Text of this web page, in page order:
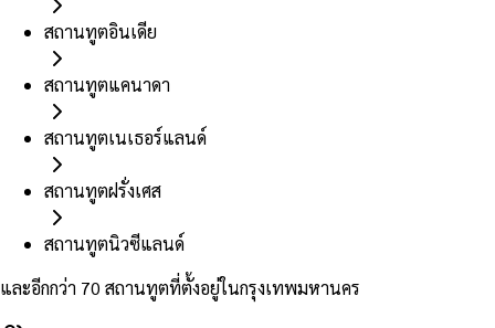
สถานทูตอินเดีย
สถานทูตแคนาดา
สถานทูตเนเธอร์แลนด์
สถานทูตฝรั่งเศส
สถานทูตนิวซีแลนด์
และอีกกว่า 70 สถานทูตที่ตั้งอยู่ในกรุงเทพมหานคร